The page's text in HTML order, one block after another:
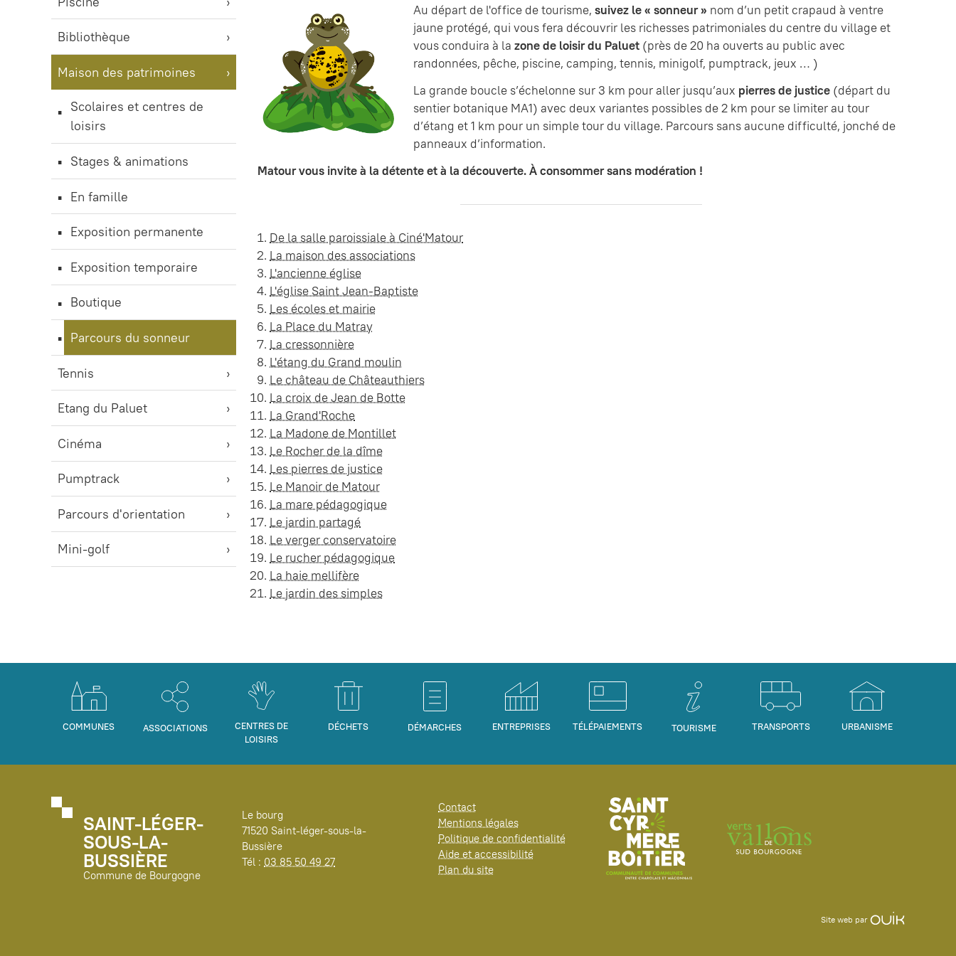
Bibliothèque
Maison des patrimoines
Scolaires et centres de
loisirs
Stages & animations
En famille
Exposition permanente
Exposition temporaire
Boutique
Parcours du sonneur
Tennis
Etang du Paluet
Cinéma
Pumptrack
Parcours d'orientation
Mini-golf
Au départ de l'office de tourisme, suivez le « sonneur » nom d’un petit crapaud à ventre
jaune protégé, qui vous fera découvrir les richesses patrimoniales du centre du village et
vous conduira à la zone de loisir du Paluet (près de 20 ha ouverts au public avec
randonnées, pêche, piscine, camping, tennis, minigolf, pumptrack, jeux … )
La grande boucle s’échelonne sur 3 km pour aller jusqu’aux pierres de justice (départ du
sentier botanique MA1) avec deux variantes possibles de 2 km pour se limiter au tour
d’étang et 1 km pour un simple tour du village. Parcours sans aucune difficulté, jonché de
panneaux d’information.
Matour vous invite à la détente et à la découverte. À consommer sans modération !
De la salle paroissiale à Ciné'Matour
La maison des associations
L'ancienne église
L'église Saint Jean-Baptiste
Les écoles et mairie
La Place du Matray
La cressonnière
L'étang du Grand moulin
Le château de Châteauthiers
La croix de Jean de Botte
La Grand'Roche
La Madone de Montillet
Le Rocher de la dîme
Les pierres de justice
Le Manoir de Matour
La mare pédagogique
Le jardin partagé
Le verger conservatoire
Le rucher pédagogique
La haie mellifère
Le jardin des simples
COMMUNES ASSOCIATIONS
CENTRES DE
LOISIRS
DÉCHETS DÉMARCHES ENTREPRISES TÉLÉPAIEMENTS TOURISME TRANSPORTS URBANISME
SAINT-LÉGER-
SOUS-LA-
BUSSIÈRE
Commune de Bourgogne
Le bourg
71520 Saint-léger-sous-la-
Bussière
Tél : 03 85 50 49 27
Contact
Mentions légales
Politique de confidentialité
Aide et accessibilité
Plan du site
Site web par